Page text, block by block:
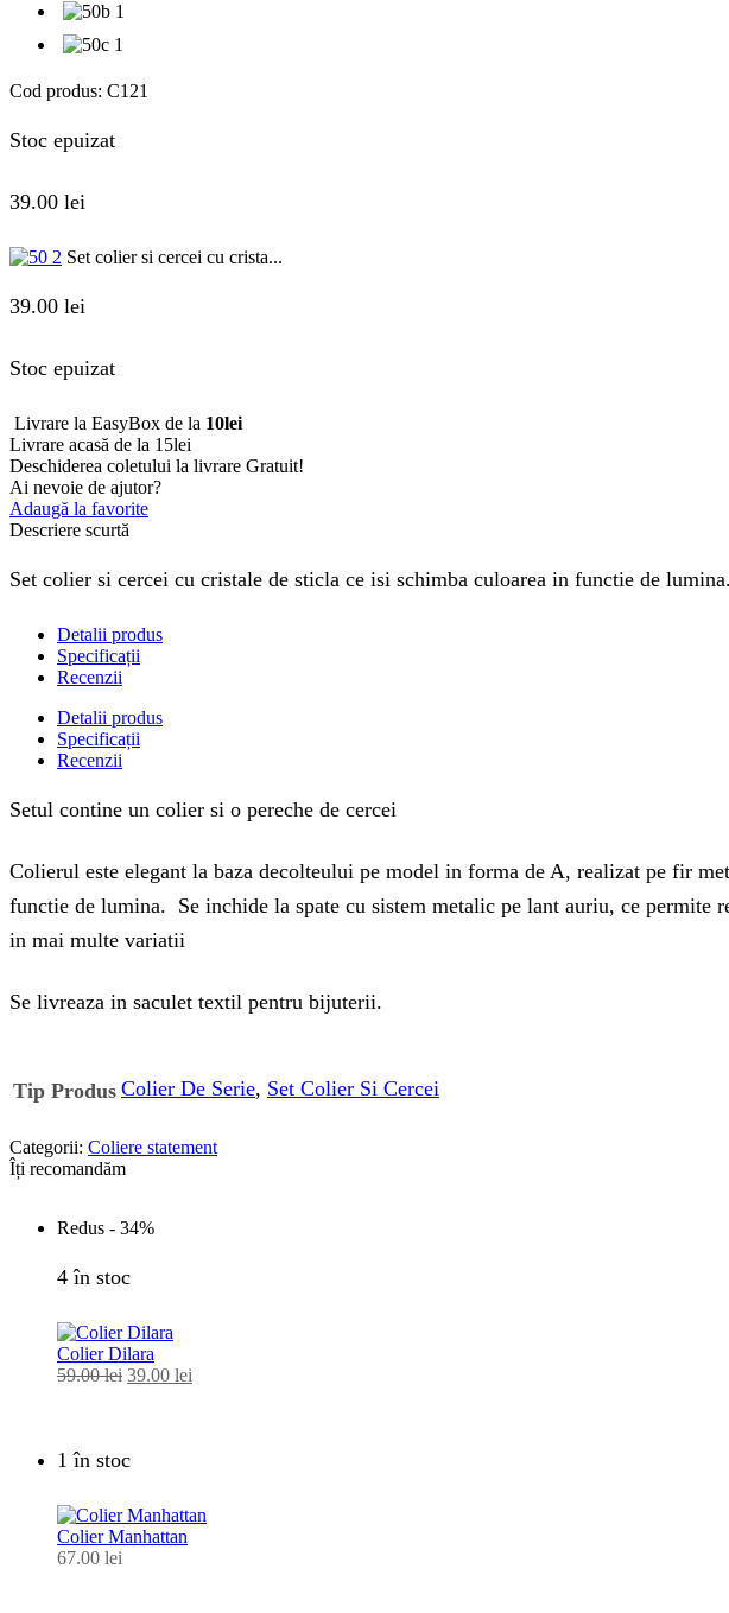
Cod produs: C121
Stoc epuizat
39.00 lei
Set colier si cercei cu crista...
39.00 lei
Stoc epuizat
Livrare la EasyBox de la 10lei
Livrare acasă de la 15lei
Deschiderea coletului la livrare Gratuit!
Ai nevoie de ajutor?
Adaugă la favorite
Descriere scurtă
Set colier si cercei cu cristale de sticla ce isi schimba culoarea in functie de
Detalii produs
Specificații
Recenzii
Detalii produs
Specificații
Recenzii
Setul contine un colier si o pereche de cercei
Colierul este elegant la baza decolteului pe model in forma de A, realizat pe fir
functie de lumina. Se inchide la spate cu sistem metalic pe lant auriu, ce
in mai multe variatii
Se livreaza in saculet textil pentru bijuterii.
Tip Produs Colier De Serie, Set Colier Si Cercei
Categorii: Coliere statement
Îți recomandăm
Redus - 34%
4 în stoc
Colier Dilara
59.00lei Prețul
59.00 lei.
39.00 lei
1 în stoc
Colier Manhattan
67.00 lei